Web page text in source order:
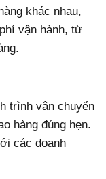
khác nhau,
vận hành, từ
trình vận chuyển
hàng đúng hẹn.
các doanh